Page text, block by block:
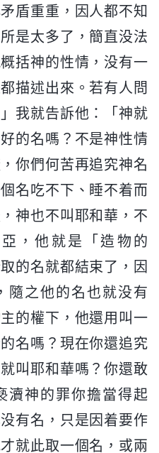
盾重重，因人都不知
是太多了，簡直没法
括神的性情，没有一
描述出來。若有人問
我就告訴他：「神就
的名嗎？不是神性情
你們何苦再追究神名
名吃不下、睡不着而
神也不叫耶和華，不
，他就是「造物的
的名就都結束了，因
隨之他的名也就没有
的權下，他還用叫一
名嗎？現在你還追究
叫耶和華嗎？你還敢
瀆神的罪你擔當得起
有名，只是因着要作
就此取一個名，或兩